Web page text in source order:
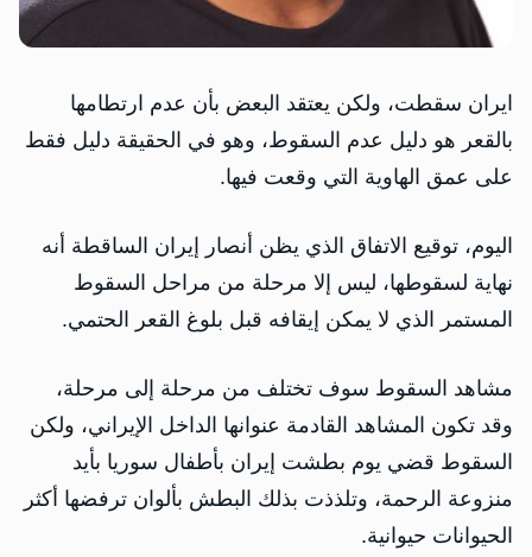
ايران سقطت، ولكن يعتقد البعض بأن عدم ارتطامها
بالقعر هو دليل عدم السقوط، وهو في الحقيقة دليل فقط
على عمق الهاوية التي وقعت فيها.
اليوم، توقيع الاتفاق الذي يظن أنصار إيران الساقطة أنه
نهاية لسقوطها، ليس إلا مرحلة من مراحل السقوط
المستمر الذي لا يمكن إيقافه قبل بلوغ القعر الحتمي.
مشاهد السقوط سوف تختلف من مرحلة إلى مرحلة،
وقد تكون المشاهد القادمة عنوانها الداخل الإيراني، ولكن
السقوط قضي يوم بطشت إيران بأطفال سوريا بأيد
منزوعة الرحمة، وتلذذت بذلك البطش بألوان ترفضها أكثر
الحيوانات حيوانية.